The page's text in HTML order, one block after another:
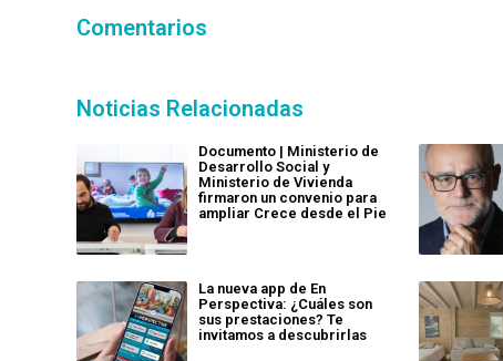
Comentarios
Noticias Relacionadas
Documento | Ministerio de
Desarrollo Social y
Ministerio de Vivienda
firmaron un convenio para
ampliar Crece desde el Pie
La nueva app de En
Perspectiva: ¿Cuáles son
sus prestaciones? Te
invitamos a descubrirlas